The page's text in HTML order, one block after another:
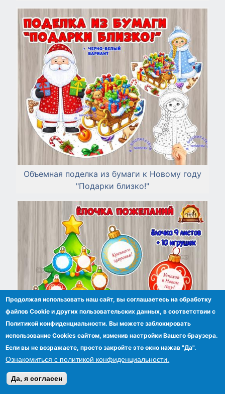
Объемная поделка из бумаги к Новому году
"Подарки близко!"
Ёлочка новогодних пожеланий от родителей
Продолжая использовать наш сайт, вы соглашаетесь на обработку
файлов Сookie и других пользовательских данных, в соответствии с
Политикой конфиденциальности. Вы можете заблокировать
использование Cookies сайтом, изменив настройки Вашего браузера.
Если вы не возражаете, просто закройте это окно нажав "Да".
Ознакомиться с политикой конфиденциальности.
Да, я согласен